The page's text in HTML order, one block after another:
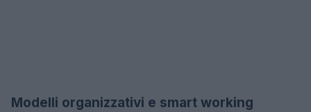
Modelli organizzativi e smart working